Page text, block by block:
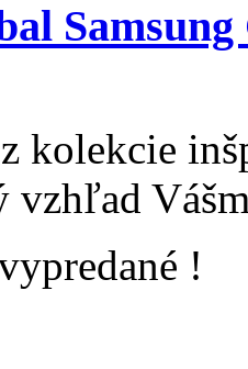
kolekcie
vzhľad
!